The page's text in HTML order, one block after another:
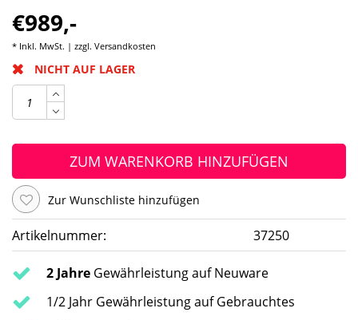
€989,-
* Inkl. MwSt. | zzgl. Versandkosten
NICHT AUF LAGER
ZUM WARENKORB HINZUFÜGEN
Zur Wunschliste hinzufügen
Artikelnummer: 37250
2 Jahre Gewährleistung auf Neuware
1/2 Jahr Gewährleistung auf Gebrauchtes